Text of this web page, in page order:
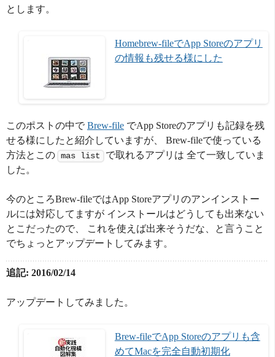
とします。
Homebrew-fileでApp Storeのアプリ
の情報も残せる様にした
このポストの中で Brew-file でApp Storeのアプリも記録を残
せる様にしたと紹介していますが、 Brew-fileで使っている
方法とこの mas list
で取れるアプリは 全て一致していま
した。
今のところBrew-fileではApp Storeアプリのアンインストー
ルには対応してますが インストールはどうしても出来ない
とこだったので、 これを使えば出来そうだな、と言うこと
でちょっとアップデートしてみます。
追記: 2016/02/14
アップデートしてみました。
Brew-fileでApp Storeのアプリも含
めてMacを完全自動初期化